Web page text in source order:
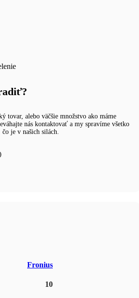
tovar, alebo väčšie množstvo ako máme
nás kontaktovať a my spravíme všetko
čo je v našich silách.
Fronius
10